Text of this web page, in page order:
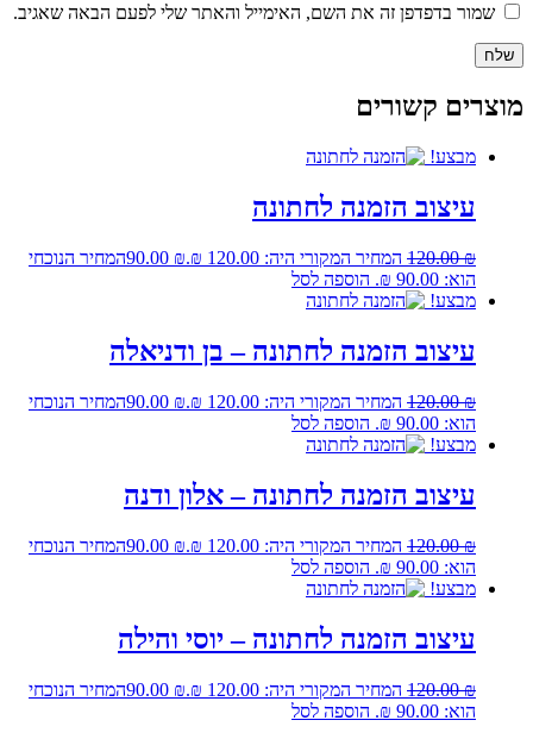
שמור בדפדפן זה את השם, האימייל והאתר שלי לפעם הבאה שאגיב.
מוצרים קשורים
מבצע!
עיצוב הזמנה לחתונה
120.00₪ המחיר המקורי היה: 120.00 ₪. 90.00 ₪
המחיר הנוכחי
הוא: 90.00 ₪.
הוספה לסל
מבצע!
עיצוב הזמנה לחתונה – בן ודניאלה
120.00₪ המחיר המקורי היה: 120.00 ₪. 90.00 ₪
המחיר הנוכחי
הוא: 90.00 ₪.
הוספה לסל
מבצע!
עיצוב הזמנה לחתונה – אלון ודנה
120.00₪ המחיר המקורי היה: 120.00 ₪. 90.00 ₪
המחיר הנוכחי
הוא: 90.00 ₪.
הוספה לסל
מבצע!
עיצוב הזמנה לחתונה – יוסי והילה
120.00₪ המחיר המקורי היה: 120.00 ₪. 90.00 ₪
המחיר הנוכחי
הוא: 90.00 ₪.
הוספה לסל